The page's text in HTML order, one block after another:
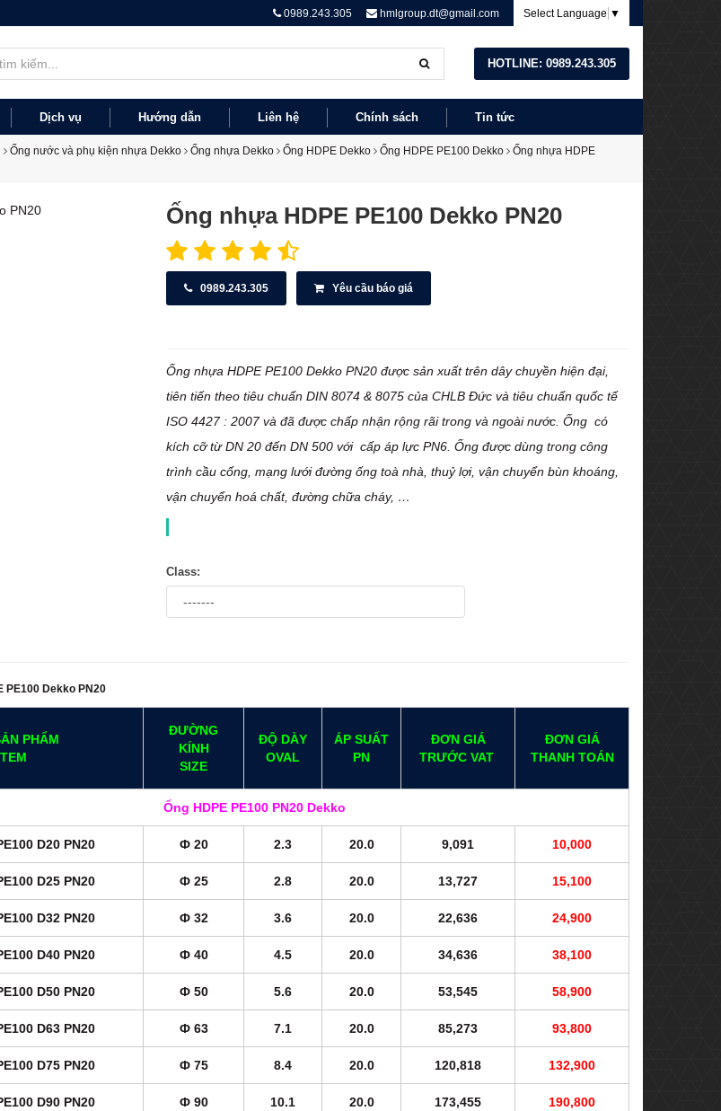
0989.243.305 hmlgroup.dt@gmail.com Select Language ▼
HOTLINE: 0989.243.305
Dịch vụ Hướng dẫn Liên hệ Chính sách Tin tức
Ống nước và phụ kiện nhựa Dekko Ống nhựa Dekko Ống HDPE Dekko Ống HDPE PE100 Dekko
Ống nhựa HDPE
Ống nhựa HDPE PE100 Dekko PN20
0989.243.305 Yêu cầu báo giá
Ống nhựa HDPE PE100 Dekko PN20 được sản xuất trên dây chuyền hiện đại,
tiên tiến theo tiêu chuẩn DIN 8074 & 8075 của CHLB Đức và tiêu chuẩn quốc tế
ISO 4427 : 2007 và đã được chấp nhận rộng rãi trong và ngoài nước . Ống có
kích cỡ từ DN 20 đến DN 500 với cấp áp lực PN6. Ống được dùng trong công
trình cầu cống, mạng lưới đường ống toà nhà, thuỷ lợi, vận chuyển bùn khoáng,
vận chuyển hoá chất, đường chữa cháy, …
Class:
PE100 Dekko PN20
PHẨM
ĐƯỜNG
KÍNH
SIZE
ĐỘ DÀY
OVAL
ÁP SUẤT
PN
ĐƠN GIÁ
TRƯỚC VAT
ĐƠN GIÁ
THANH TOÁN
Ống HDPE PE100 PN20 Dekko
D20 PN20 Ф 20 2.3 20.0 9,091 10,000
D25 PN20 Ф 25 2.8 20.0 13,727 15,100
D32 PN20 Ф 32 3.6 20.0 22,636 24,900
D40 PN20 Ф 40 4.5 20.0 34,636 38,100
D50 PN20 Ф 50 5.6 20.0 53,545 58,900
D63 PN20 Ф 63 7.1 20.0 85,273 93,800
D75 PN20 Ф 75 8.4 20.0 120,818 132,900
D90 PN20 Ф 90 10.1 20.0 173,455 190,800